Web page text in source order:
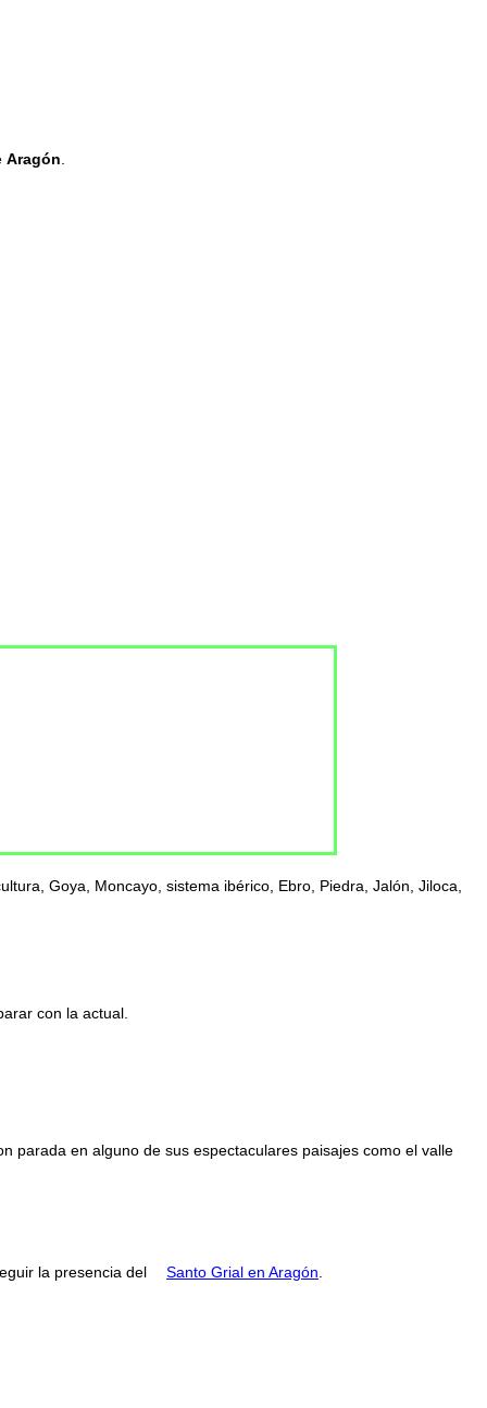
Aragón
Goya, Moncayo, sistema ibérico, Ebro, Piedra, Jalón, Jiloca,
con la actual.
parada en alguno de sus espectaculares paisajes como el valle
la presencia del Santo Grial en Aragón.